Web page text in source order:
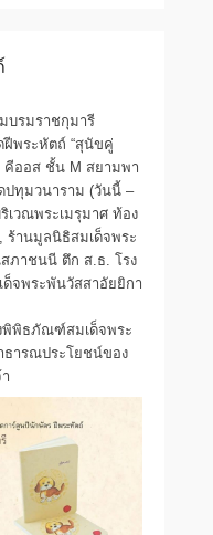
บรมราชกุมารี
พระหัตถ์ “สุนัขคู่
ออส ชั้น M สยามพา
ปทุมวนาราม (วันนี้ –
เวณพระเมรุมาศ ท้อง
ร้านมูลนิธิสมเด็จพระ
ภาชนนี ตึก ส.ธ. โรง
จพระพันวัสสาอัยยิกา
พิพิธภัณฑ์สมเด็จพระ
ธารณประโยชน์ของ